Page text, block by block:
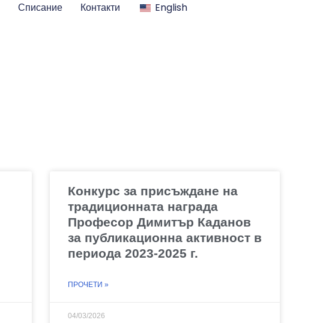
Списание Контакти English
Конкурс за присъждане на
традиционната награда
Професор Димитър Каданов
за публикационна активност в
периода 2023-2025 г.
ПРОЧЕТИ »
04/03/2026